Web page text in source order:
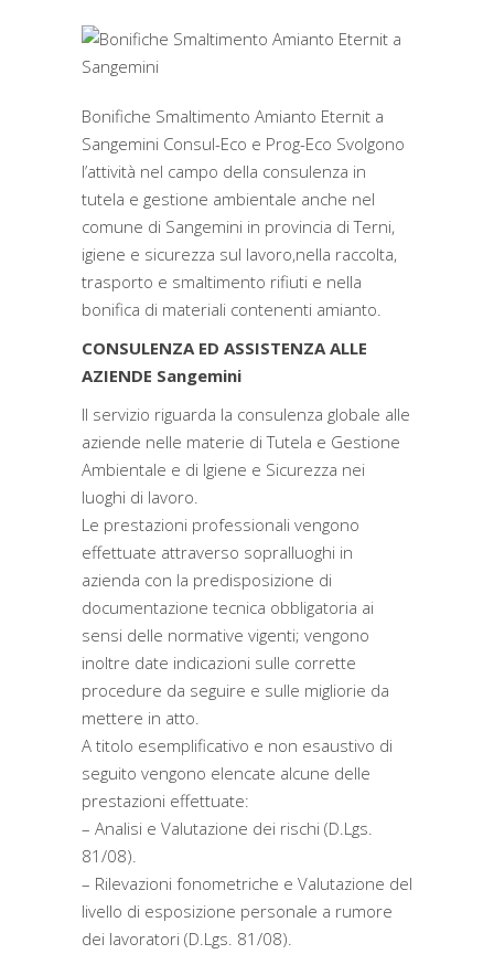
Bonifiche Smaltimento Amianto Eternit a
Sangemini Consul-Eco e Prog-Eco Svolgono
l’attività nel campo della consulenza in
tutela e gestione ambientale anche nel
comune di Sangemini in provincia di Terni,
igiene e sicurezza sul lavoro,nella raccolta,
trasporto e smaltimento rifiuti e nella
bonifica di materiali contenenti amianto.
CONSULENZA ED ASSISTENZA ALLE
AZIENDE Sangemini
Il servizio riguarda la consulenza globale alle
aziende nelle materie di Tutela e Gestione
Ambientale e di Igiene e Sicurezza nei
luoghi di lavoro.
Le prestazioni professionali vengono
effettuate attraverso sopralluoghi in
azienda con la predisposizione di
documentazione tecnica obbligatoria ai
sensi delle normative vigenti; vengono
inoltre date indicazioni sulle corrette
procedure da seguire e sulle migliorie da
mettere in atto.
A titolo esemplificativo e non esaustivo di
seguito vengono elencate alcune delle
prestazioni effettuate:
– Analisi e Valutazione dei rischi (D.Lgs.
81/08).
– Rilevazioni fonometriche e Valutazione del
livello di esposizione personale a rumore
dei lavoratori (D.Lgs. 81/08).